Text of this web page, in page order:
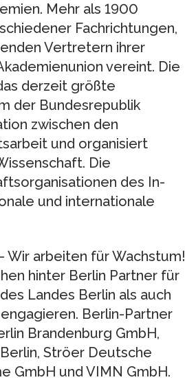
Mehr als 1900
Fachrichtungen,
Vertretern ihrer
vereint. Die
derzeit größte
der Bundesrepublik
zwischen den
und organisiert
Die
des In-
und internationale
Wir arbeiten für Wachstum!
hinter Berlin Partner für
Landes Berlin als auch
Berlin-Partner
Brandenburg GmbH,
Ströer Deutsche
GmbH und VIMN GmbH.